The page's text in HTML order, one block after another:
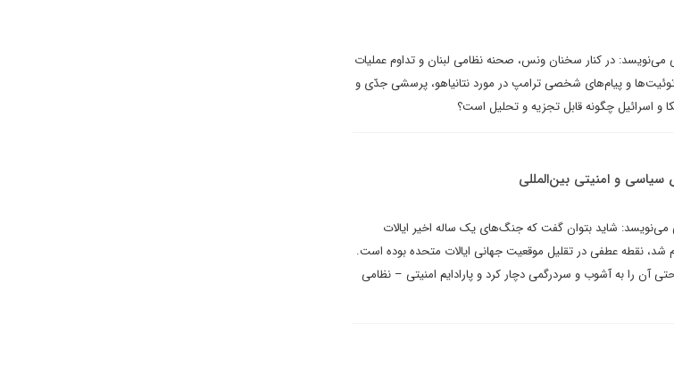
می‌نویسد: در کنار سخنان ونس، صحنه نظامی لبنان و تداوم عملیات
توئیت‌ها و پیام‌های شخصی ترامپ در مورد نتانیاهو، پرسشی جدّی و
و اسرائیل چگونه قابل تجزیه و تحلیل است؟
سیاسی و امنیتی بین‌المللی
می‌نویسد: شاید بتوان گفت که جنگ‌های یک ساله اخیر ایالات
شد، نقطه عطفی در تقلیل موقعیت جهانی ایالات متحده بوده است.
آن را به آشوب و سردرگمی دچار کرد و پارادایم امنیتی – نظامی